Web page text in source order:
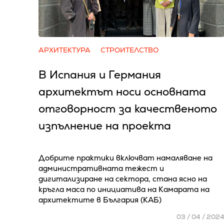
АРХИТЕКТУРА СТРОИТЕЛСТВО
В Испания и Германия
архитектът носи основната
отговорност за качественото
изпълнение на проекта
Добрите практики включват намаляване на
административната тежест и
дигитализиране на сектора, стана ясно на
кръгла маса по инициатива на Камарата на
архитектите в България (КАБ)
03 / 04 / 2024